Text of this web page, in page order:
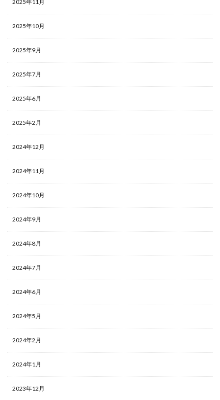
2025年11月
2025年10月
2025年9月
2025年7月
2025年6月
2025年2月
2024年12月
2024年11月
2024年10月
2024年9月
2024年8月
2024年7月
2024年6月
2024年5月
2024年2月
2024年1月
2023年12月